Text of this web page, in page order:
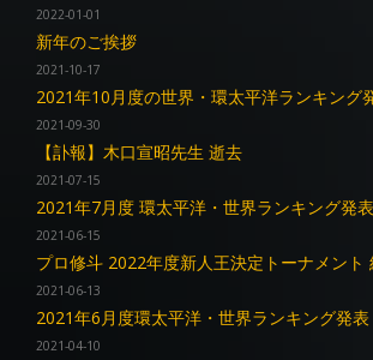
2022-01-01
新年のご挨拶
2021-10-17
2021年10月度の世界・環太平洋ランキング
2021-09-30
【訃報】木口宣昭先生 逝去
2021-07-15
2021年7月度 環太平洋・世界ランキング発表
2021-06-15
プロ修斗 2022年度新人王決定トーナメント
2021-06-13
2021年6月度環太平洋・世界ランキング発表
2021-04-10